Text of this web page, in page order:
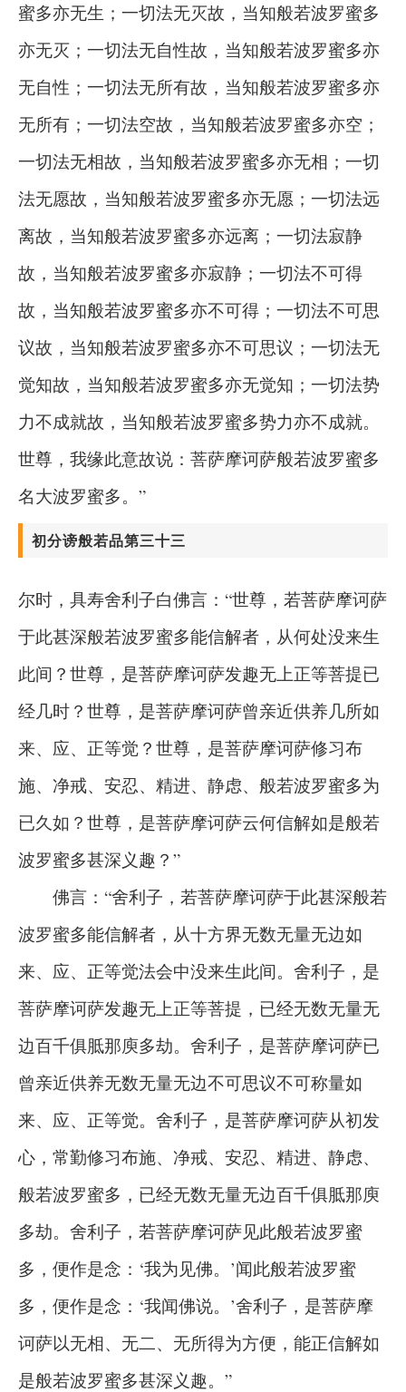
蜜多亦无生；一切法无灭故，当知般若波罗蜜多
亦无灭；一切法无自性故，当知般若波罗蜜多亦
无自性；一切法无所有故，当知般若波罗蜜多亦
无所有；一切法空故，当知般若波罗蜜多亦空；
一切法无相故，当知般若波罗蜜多亦无相；一切
法无愿故，当知般若波罗蜜多亦无愿；一切法远
离故，当知般若波罗蜜多亦远离；一切法寂静
故，当知般若波罗蜜多亦寂静；一切法不可得
故，当知般若波罗蜜多亦不可得；一切法不可思
议故，当知般若波罗蜜多亦不可思议；一切法无
觉知故，当知般若波罗蜜多亦无觉知；一切法势
力不成就故，当知般若波罗蜜多势力亦不成就。
世尊，我缘此意故说：菩萨摩诃萨般若波罗蜜多
名大波罗蜜多。”
初分谤般若品第三十三
尔时，具寿舍利子白佛言：“世尊，若菩萨摩诃萨
于此甚深般若波罗蜜多能信解者，从何处没来生
此间？世尊，是菩萨摩诃萨发趣无上正等菩提已
经几时？世尊，是菩萨摩诃萨曾亲近供养几所如
来、应、正等觉？世尊，是菩萨摩诃萨修习布
施、净戒、安忍、精进、静虑、般若波罗蜜多为
已久如？世尊，是菩萨摩诃萨云何信解如是般若
波罗蜜多甚深义趣？”
佛言：“舍利子，若菩萨摩诃萨于此甚深般若
波罗蜜多能信解者，从十方界无数无量无边如
来、应、正等觉法会中没来生此间。舍利子，是
菩萨摩诃萨发趣无上正等菩提，已经无数无量无
边百千俱胝那庾多劫。舍利子，是菩萨摩诃萨已
曾亲近供养无数无量无边不可思议不可称量如
来、应、正等觉。舍利子，是菩萨摩诃萨从初发
心，常勤修习布施、净戒、安忍、精进、静虑、
般若波罗蜜多，已经无数无量无边百千俱胝那庾
多劫。舍利子，若菩萨摩诃萨见此般若波罗蜜
多，便作是念：‘我为见佛。’闻此般若波罗蜜
多，便作是念：‘我闻佛说。’舍利子，是菩萨摩
诃萨以无相、无二、无所得为方便，能正信解如
是般若波罗蜜多甚深义趣。”